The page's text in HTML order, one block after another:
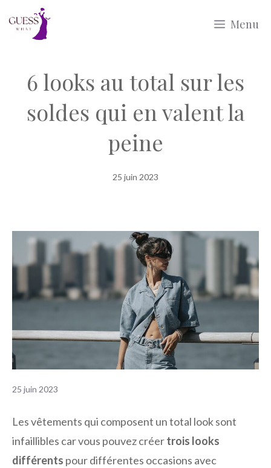
Menu
6 looks au total sur les
soldes qui en valent la
peine
25 juin 2023
25 juin 2023
Les vêtements qui composent un total look sont
infaillibles car vous pouvez créertrois looks
différents pour différentes occasions avec